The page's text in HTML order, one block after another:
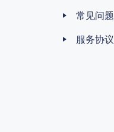
常见问题
服务协议